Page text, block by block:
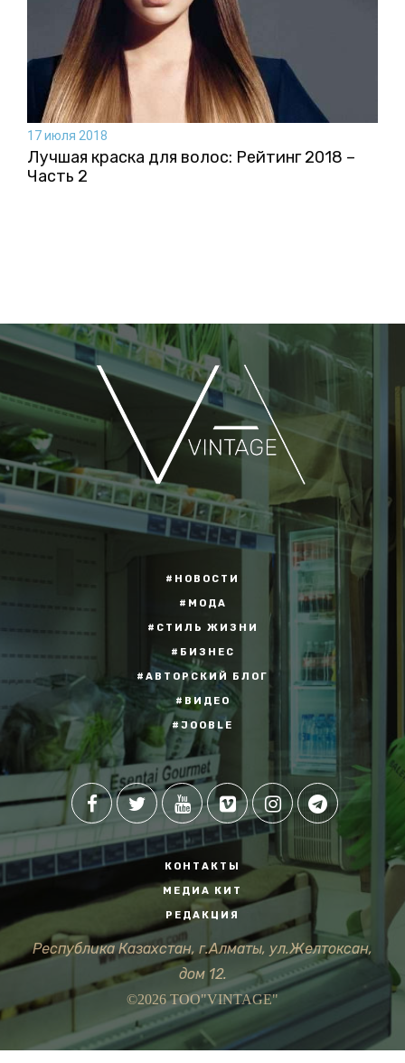
17 июля 2018
Лучшая краска для волос: Рейтинг 2018 –
Часть 2
#НОВОСТИ
#МОДА
#СТИЛЬ ЖИЗНИ
#БИЗНЕС
#АВТОРСКИЙ БЛОГ
#ВИДЕО
#JOOBLE
КОНТАКТЫ
МЕДИА КИТ
РЕДАКЦИЯ
Республика Казахстан, г.Алматы, ул.Желтоксан,
дом 12.
©2026 ТОО"VINTAGE"